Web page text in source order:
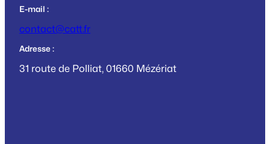
E-mail :
contact@catt.fr
Adresse :
31 route de Polliat, 01660 Mézériat